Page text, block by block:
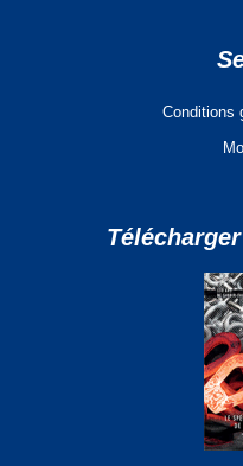
Conditions